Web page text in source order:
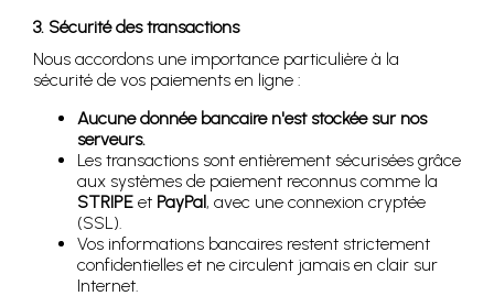
3. Sécurité des transactions
Nous accordons une importance particulière à la
sécurité de vos paiements en ligne :
Aucune donnée bancaire n'est stockée sur nos
serveurs.
Les transactions sont entièrement sécurisées grâce
aux systèmes de paiement reconnus comme la
STRIPE et PayPal, avec une connexion cryptée
(SSL).
Vos informations bancaires restent strictement
confidentielles et ne circulent jamais en clair sur
Internet.